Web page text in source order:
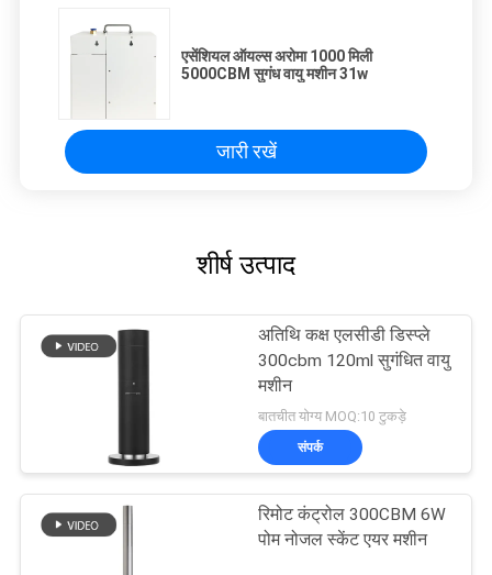
एसेंशियल ऑयल्स अरोमा 1000 मिली
5000CBM सुगंध वायु मशीन 31w
जारी रखें
शीर्ष उत्पाद
अतिथि कक्ष एलसीडी डिस्प्ले
300cbm 120ml सुगंधित वायु
मशीन
बातचीत योग्य MOQ:10 टुकड़े
संपर्क
रिमोट कंट्रोल 300CBM 6W
पोम नोजल स्केंट एयर मशीन